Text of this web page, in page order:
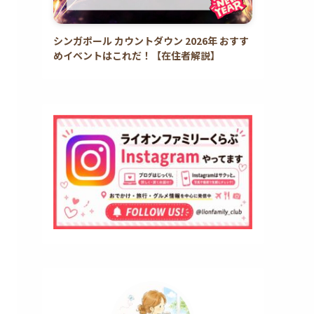
シンガポール カウントダウン 2026年 おすす
めイベントはこれだ！【在住者解説】